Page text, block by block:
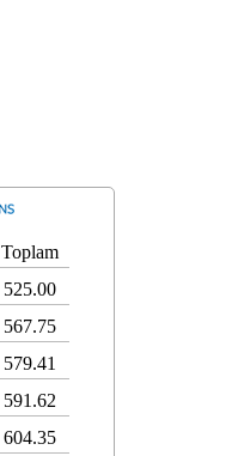
Toplam
525.00
567.75
579.41
591.62
604.35